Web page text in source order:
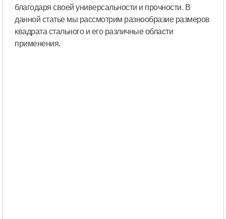
благодаря своей универсальности и прочности. В
данной статье мы рассмотрим разнообразие размеров
квадрата стального и его различные области
применения.